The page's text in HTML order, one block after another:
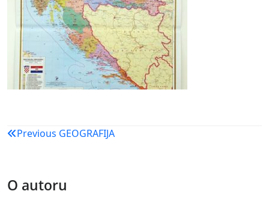
Navigacija
Previous GEOGRAFIJA
O autoru